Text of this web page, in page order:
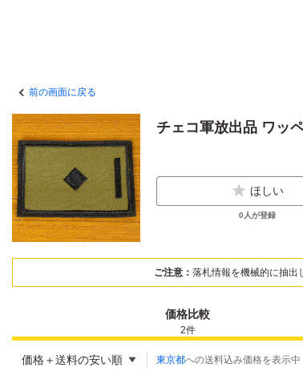
前の画面に戻る
チェコ軍放出品 ワッ
ほしい
0 人が登録
ご注意： 落札情報を機械的に抽出
価格比較
2件
価格＋送料の安い順 東京都への送料込み価格を表示中